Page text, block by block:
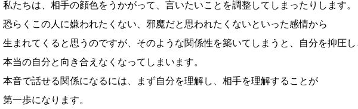
私たちは、相手の顔色をうかがって、言いたいことを調整してしまったりします。
恐らくこの人に嫌われたくない、邪魔だと思われたくないといった感情から
生まれてくると思うのですが、そのような関係性を築いてしまうと、自分を抑圧し
本当の自分と向き合えなくなってしまいます。
本音で話せる関係になるには、まず自分を理解し、相手を理解することが
第一歩になります。